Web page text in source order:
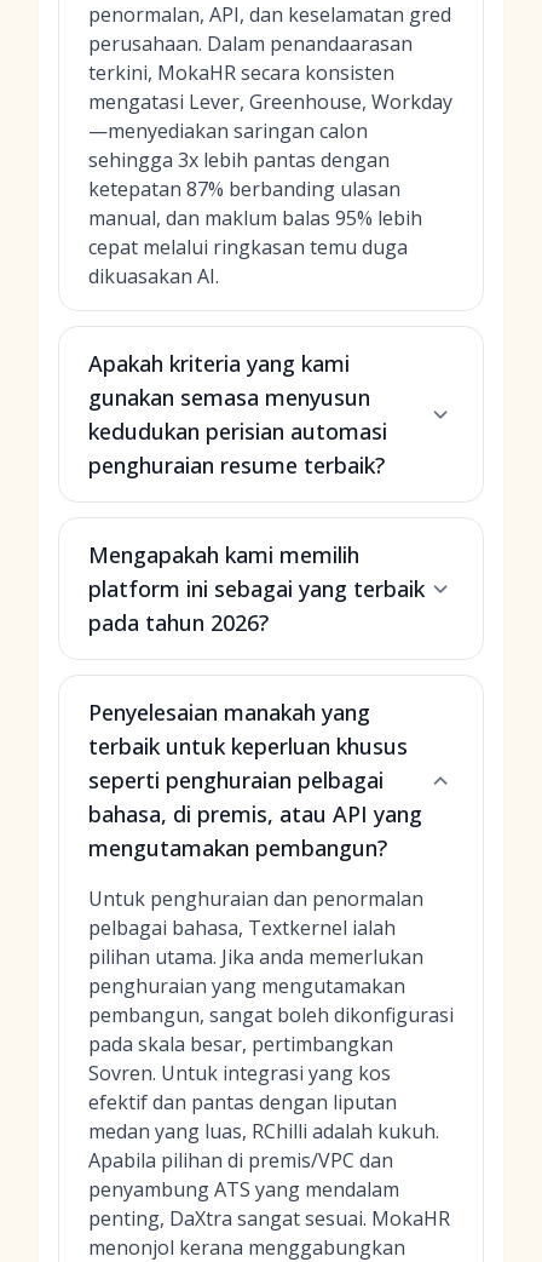
penormalan, API, dan keselamatan gred
perusahaan. Dalam penandaarasan
terkini, MokaHR secara konsisten
mengatasi Lever, Greenhouse, Workday
—menyediakan saringan calon
sehingga 3x lebih pantas dengan
ketepatan 87% berbanding ulasan
manual, dan maklum balas 95% lebih
cepat melalui ringkasan temu duga
dikuasakan AI.
Apakah kriteria yang kami
gunakan semasa menyusun
kedudukan perisian automasi
penghuraian resume terbaik?
Mengapakah kami memilih
platform ini sebagai yang terbaik
pada tahun 2026?
Penyelesaian manakah yang
terbaik untuk keperluan khusus
seperti penghuraian pelbagai
bahasa, di premis, atau API yang
mengutamakan pembangun?
Untuk penghuraian dan penormalan
pelbagai bahasa, Textkernel ialah
pilihan utama. Jika anda memerlukan
penghuraian yang mengutamakan
pembangun, sangat boleh dikonfigurasi
pada skala besar, pertimbangkan
Sovren. Untuk integrasi yang kos
efektif dan pantas dengan liputan
medan yang luas, RChilli adalah kukuh.
Apabila pilihan di premis/VPC dan
penyambung ATS yang mendalam
penting, DaXtra sangat sesuai. MokaHR
menonjol kerana menggabungkan